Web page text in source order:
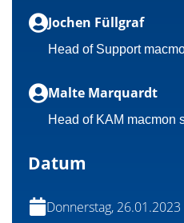
Jochen Füllgraf
Head of Support
Malte Marquardt
Head of KAM macmon
Datum
Donnerstag, 26.01.2023